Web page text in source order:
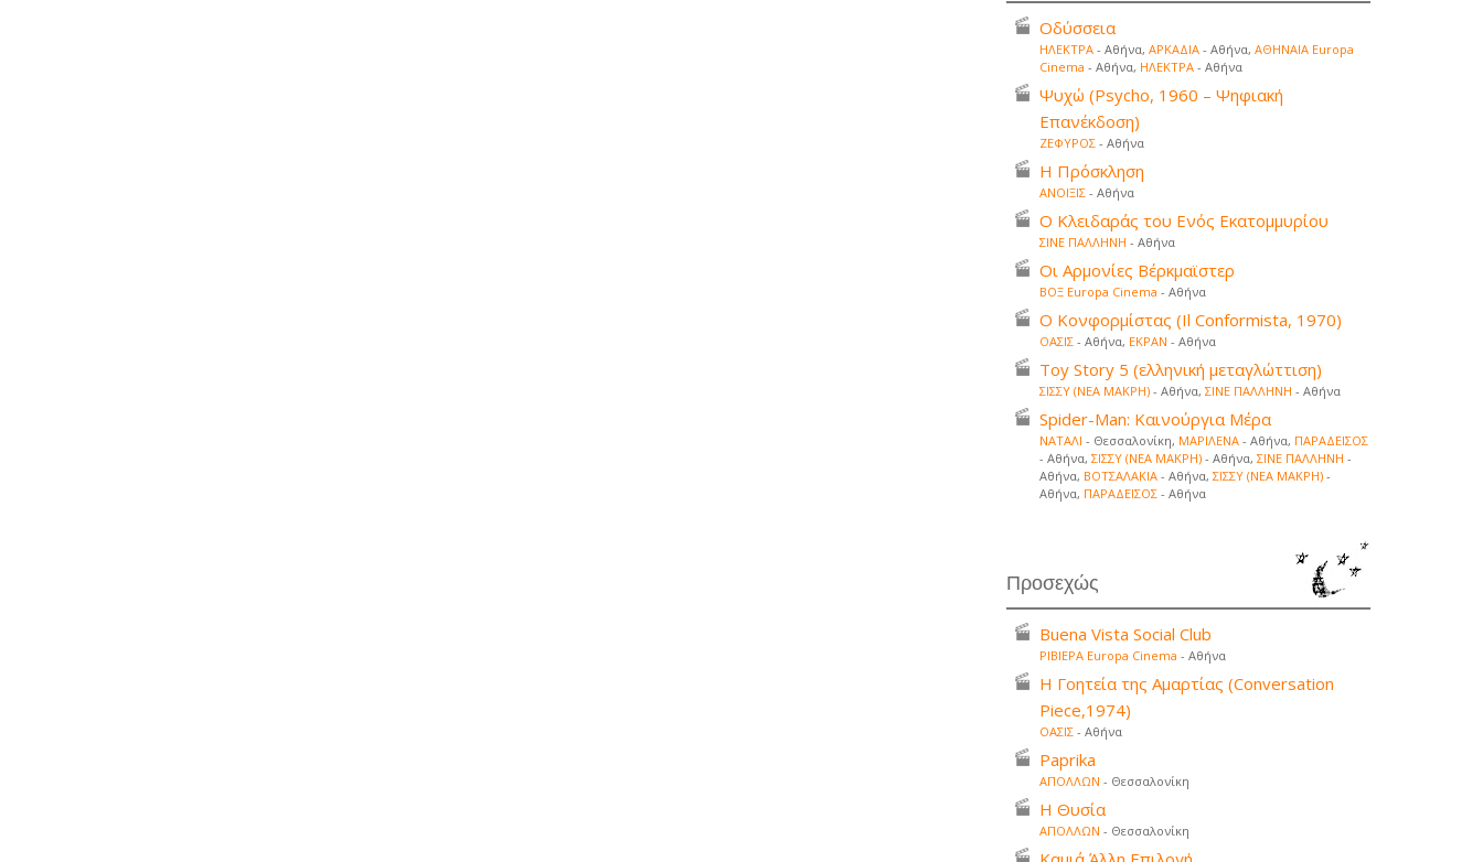
Οδύσσεια
ΗΛΕΚΤΡΑ - Αθήνα, ΑΡΚΑΔΙΑ - Αθήνα, ΑΘΗΝΑΙΑ Europa
Cinema - Αθήνα, ΗΛΕΚΤΡΑ - Αθήνα
Ψυχώ (Psycho, 1960 – Ψηφιακή
Επανέκδοση)
ΖΕΦΥΡΟΣ - Αθήνα
Η Πρόσκληση
ΑΝΟΙΞΙΣ - Αθήνα
Ο Κλειδαράς του Ενός Εκατομμυρίου
ΣΙΝΕ ΠΑΛΛΗΝΗ - Αθήνα
Οι Αρμονίες Βέρκμαϊστερ
ΒΟΞ Europa Cinema - Αθήνα
Ο Κονφορμίστας (Il Conformista, 1970)
ΟΑΣΙΣ - Αθήνα, ΕΚΡΑΝ - Αθήνα
Toy Story 5 (ελληνική μεταγλώττιση)
ΣΙΣΣΥ (ΝΕΑ ΜΑΚΡΗ) - Αθήνα, ΣΙΝΕ ΠΑΛΛΗΝΗ - Αθήνα
Spider-Man: Καινούργια Μέρα
ΝΑΤΑΛΙ - Θεσσαλονίκη, ΜΑΡΙΛΕΝΑ - Αθήνα, ΠΑΡΑΔΕΙΣΟΣ
- Αθήνα, ΣΙΣΣΥ (ΝΕΑ ΜΑΚΡΗ) - Αθήνα, ΣΙΝΕ ΠΑΛΛΗΝΗ -
Αθήνα, ΒΟΤΣΑΛΑΚΙΑ - Αθήνα, ΣΙΣΣΥ (ΝΕΑ ΜΑΚΡΗ) -
Αθήνα, ΠΑΡΑΔΕΙΣΟΣ - Αθήνα
Προσεχώς
Buena Vista Social Club
ΡΙΒΙΕΡΑ Europa Cinema - Αθήνα
Η Γοητεία της Αμαρτίας (Conversation
Piece,1974)
ΟΑΣΙΣ - Αθήνα
Paprika
ΑΠΟΛΛΩΝ - Θεσσαλονίκη
Η Θυσία
ΑΠΟΛΛΩΝ - Θεσσαλονίκη